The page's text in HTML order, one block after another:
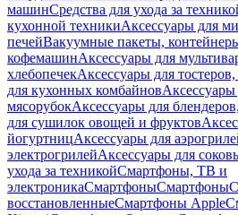
машинСредства для ухода за
кухонной техникиАксессуары для
печейВакуумные пакеты,
кофемашинАксессуары для
хлебопечекАксессуары для
для кухонных комбайновАксессуары
мясорубокАксессуары для
для сушилок овощей и фруктов
йогуртницАксессуары для
электрогрилейАксессуары для
ухода за техникойСмартфоны, ТВ и
электроникаСмартфоныСмартфоны
восстановленныеСмартфоны Apple